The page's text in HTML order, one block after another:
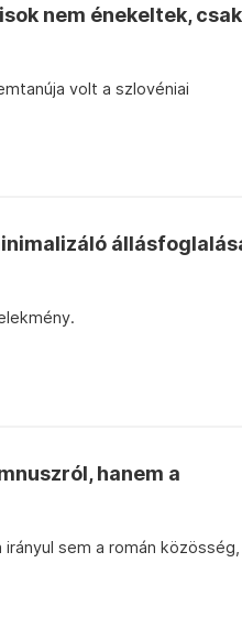
nem énekeltek, csak
volt a szlovéniai
hanem a
sem a román közösség,